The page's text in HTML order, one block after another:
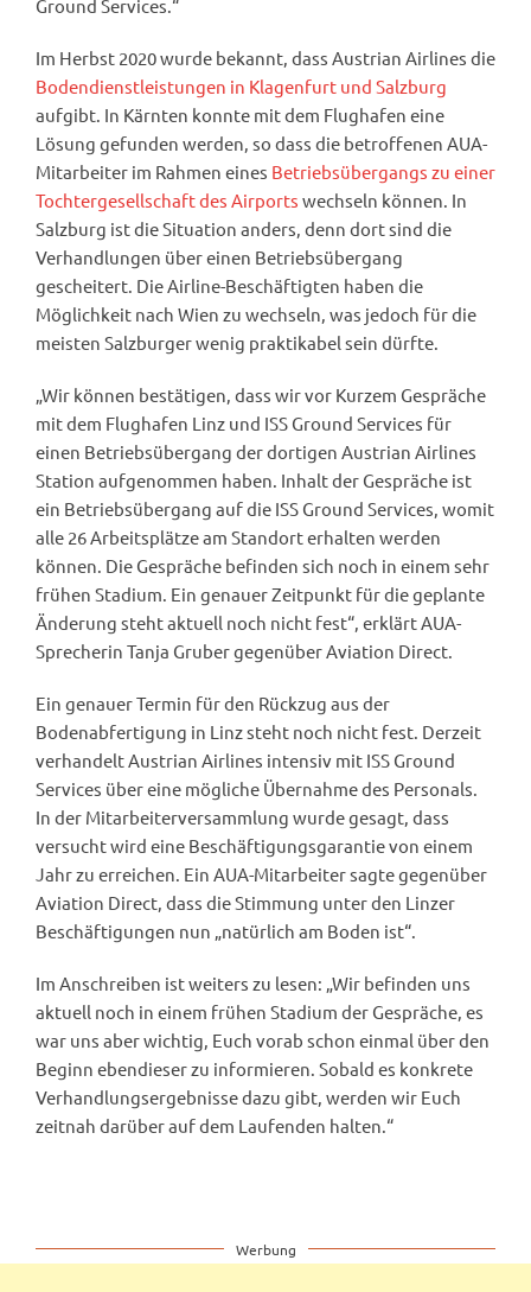
Ground Services.“
Im Herbst 2020 wurde bekannt, dass Austrian Airlines die
Bodendienstleistungen in Klagenfurt und Salzburg
aufgibt. In Kärnten konnte mit dem Flughafen eine
Lösung gefunden werden, so dass die betroffenen AUA-
Mitarbeiter im Rahmen eines Betriebsübergangs zu einer
Tochtergesellschaft des Airports wechseln können. In
Salzburg ist die Situation anders, denn dort sind die
Verhandlungen über einen Betriebsübergang
gescheitert. Die Airline-Beschäftigten haben die
Möglichkeit nach Wien zu wechseln, was jedoch für die
meisten Salzburger wenig praktikabel sein dürfte.
„Wir können bestätigen, dass wir vor Kurzem Gespräche
mit dem Flughafen Linz und ISS Ground Services für
einen Betriebsübergang der dortigen Austrian Airlines
Station aufgenommen haben. Inhalt der Gespräche ist
ein Betriebsübergang auf die ISS Ground Services, womit
alle 26 Arbeitsplätze am Standort erhalten werden
können. Die Gespräche befinden sich noch in einem sehr
frühen Stadium. Ein genauer Zeitpunkt für die geplante
Änderung steht aktuell noch nicht fest“, erklärt AUA-
Sprecherin Tanja Gruber gegenüber Aviation Direct.
Ein genauer Termin für den Rückzug aus der
Bodenabfertigung in Linz steht noch nicht fest. Derzeit
verhandelt Austrian Airlines intensiv mit ISS Ground
Services über eine mögliche Übernahme des Personals.
In der Mitarbeiterversammlung wurde gesagt, dass
versucht wird eine Beschäftigungsgarantie von einem
Jahr zu erreichen. Ein AUA-Mitarbeiter sagte gegenüber
Aviation Direct, dass die Stimmung unter den Linzer
Beschäftigungen nun „natürlich am Boden ist“.
Im Anschreiben ist weiters zu lesen: „Wir befinden uns
aktuell noch in einem frühen Stadium der Gespräche, es
war uns aber wichtig, Euch vorab schon einmal über den
Beginn ebendieser zu informieren. Sobald es konkrete
Verhandlungsergebnisse dazu gibt, werden wir Euch
zeitnah darüber auf dem Laufenden halten.“
Werbung